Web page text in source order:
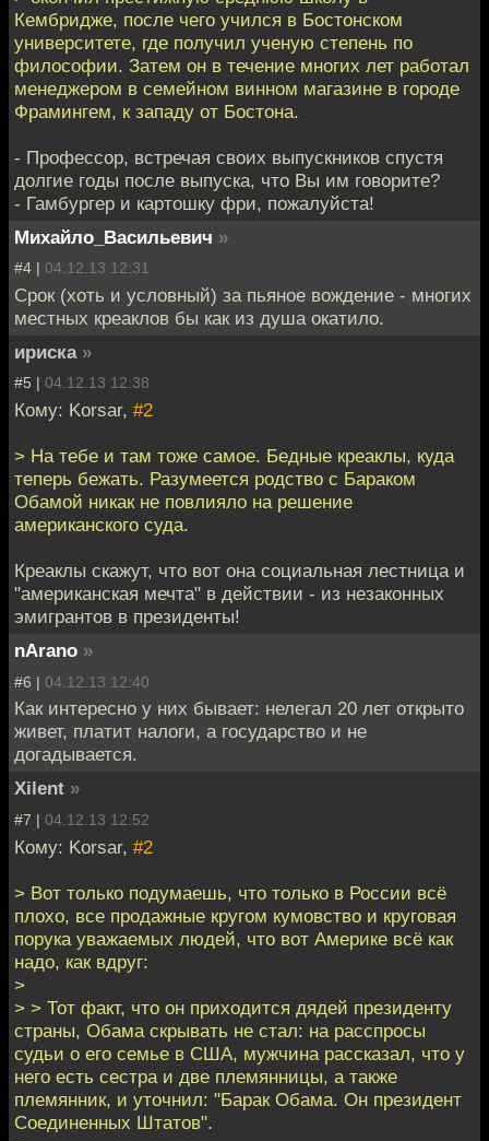
Кембридже, после чего учился в Бостонском
университете, где получил ученую степень по
философии. Затем он в течение многих лет работал
менеджером в семейном винном магазине в городе
Фрамингем, к западу от Бостона.
- Профессор, встречая своих выпускников спустя
долгие годы после выпуска, что Вы им говорите?
- Гамбургер и картошку фри, пожалуйста!
Михайло_Васильевич »
#4 | 04.12.13 12:31
Срок (хоть и условный) за пьяное вождение - многих
местных креаклов бы как из душа окатило.
ириска »
#5 | 04.12.13 12:38
Кому: Korsar, #2
> На тебе и там тоже самое. Бедные креаклы, куда
теперь бежать. Разумеется родство с Бараком
Обамой никак не повлияло на решение
американского суда.
Креаклы скажут, что вот она социальная лестница и
"американская мечта" в действии - из незаконных
эмигрантов в президенты!
nArano »
#6 | 04.12.13 12:40
Как интересно у них бывает: нелегал 20 лет открыто
живет, платит налоги, а государство и не
догадывается.
Xilent »
#7 | 04.12.13 12:52
Кому: Korsar, #2
> Вот только подумаешь, что только в России всё
плохо, все продажные кругом кумовство и круговая
порука уважаемых людей, что вот Америке всё как
надо, как вдруг:
>
> > Тот факт, что он приходится дядей президенту
страны, Обама скрывать не стал: на расспросы
судьи о его семье в США, мужчина рассказал, что у
него есть сестра и две племянницы, а также
племянник, и уточнил: "Барак Обама. Он президент
Соединенных Штатов".